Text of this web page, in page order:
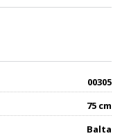
00305
75 cm
Balta